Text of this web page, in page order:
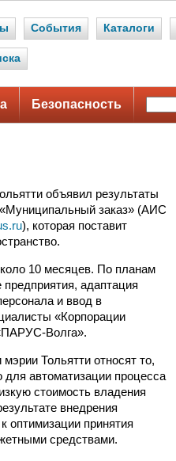
События Каталоги
Безопасность
объявил результаты
«Муниципальный заказ» (АИС
), которая поставит
10 месяцев. По планам
адаптация
и ввод в
«Корпорации
Волга».
Тольятти относят то,
автоматизации процесса
стоимость владения
внедрения
оптимизации принятия
средствами.